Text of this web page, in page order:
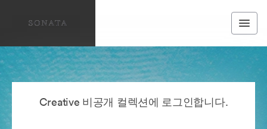
Creative 비공개 컬렉션에 로그인합니다.